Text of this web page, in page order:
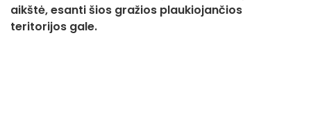
aikštė, esanti šios gražios plaukiojančios
teritorijos gale.